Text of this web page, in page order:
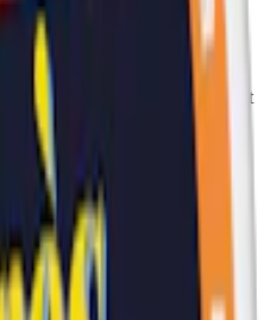
Format/storlek:
st